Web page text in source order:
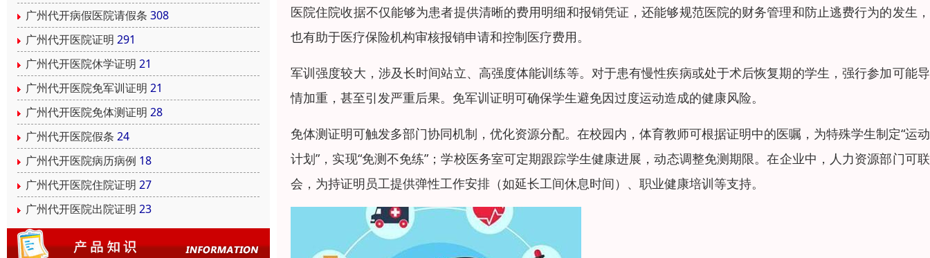
广州代开病假医院请假条 308
广州代开医院证明 291
广州代开医院休学证明 21
广州代开医院免军训证明 21
广州代开医院免体测证明 28
广州代开医院假条 24
广州代开医院病历病例 18
广州代开医院住院证明 27
广州代开医院出院证明 23
医院住院收据不仅能够为患者提供清晰的费用明细和报销凭证，还能够规范医院的财务管理和防止逃费行为的发生
也有助于医疗保险机构审核报销申请和控制医疗费用。
军训强度较大，涉及长时间站立、高强度体能训练等。对于患有慢性疾病或处于术后恢复期的学生，强行参加可能
情加重，甚至引发严重后果。免军训证明可确保学生避免因过度运动造成的健康风险。
免体测证明可触发多部门协同机制，优化资源分配。在校园内，体育教师可根据证明中的医嘱，为特殊学生制定“运
计划”，实现“免测不免练”；学校医务室可定期跟踪学生健康进展，动态调整免测期限。在企业中，人力资源部门可
会，为持证明员工提供弹性工作安排（如延长工间休息时间）、职业健康培训等支持。